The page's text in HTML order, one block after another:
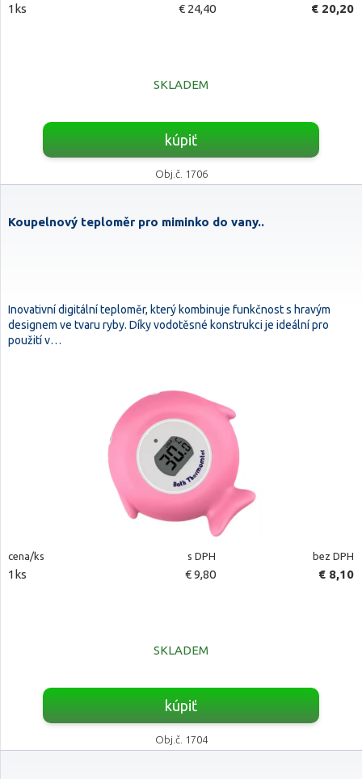
1ks € 24,40 € 20,20
SKLADEM
kúpiť
Obj.č. 1706
Koupelnový teploměr pro miminko do vany..
Inovativní digitální teploměr, který kombinuje funkčnost s hravým
designem ve tvaru ryby. Díky vodotěsné konstrukci je ideální pro
použití v…
cena/ks s DPH bez DPH
1ks € 9,80 € 8,10
SKLADEM
kúpiť
Obj.č. 1704